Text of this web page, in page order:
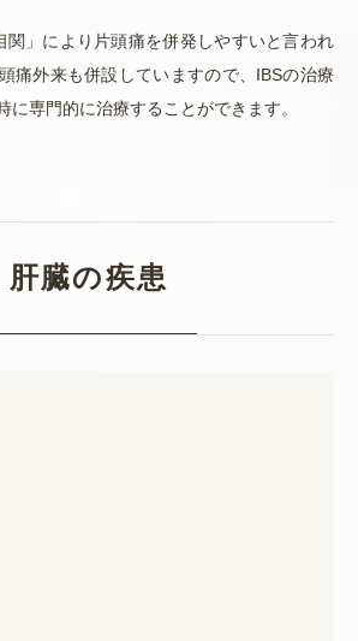
関」により片頭痛を併発しやすいと言われ
痛外来も併設していますので、IBSの治療
に専門的に治療することができます。
肝臓の疾患